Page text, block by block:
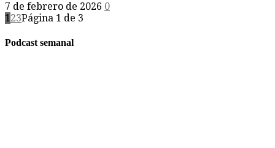
7 de febrero de 2026 0
123Página 1 de 3
Podcast semanal